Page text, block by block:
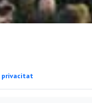
privacitat